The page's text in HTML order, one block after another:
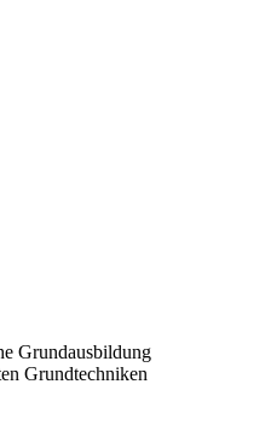
Grundausbildung
Grundtechniken